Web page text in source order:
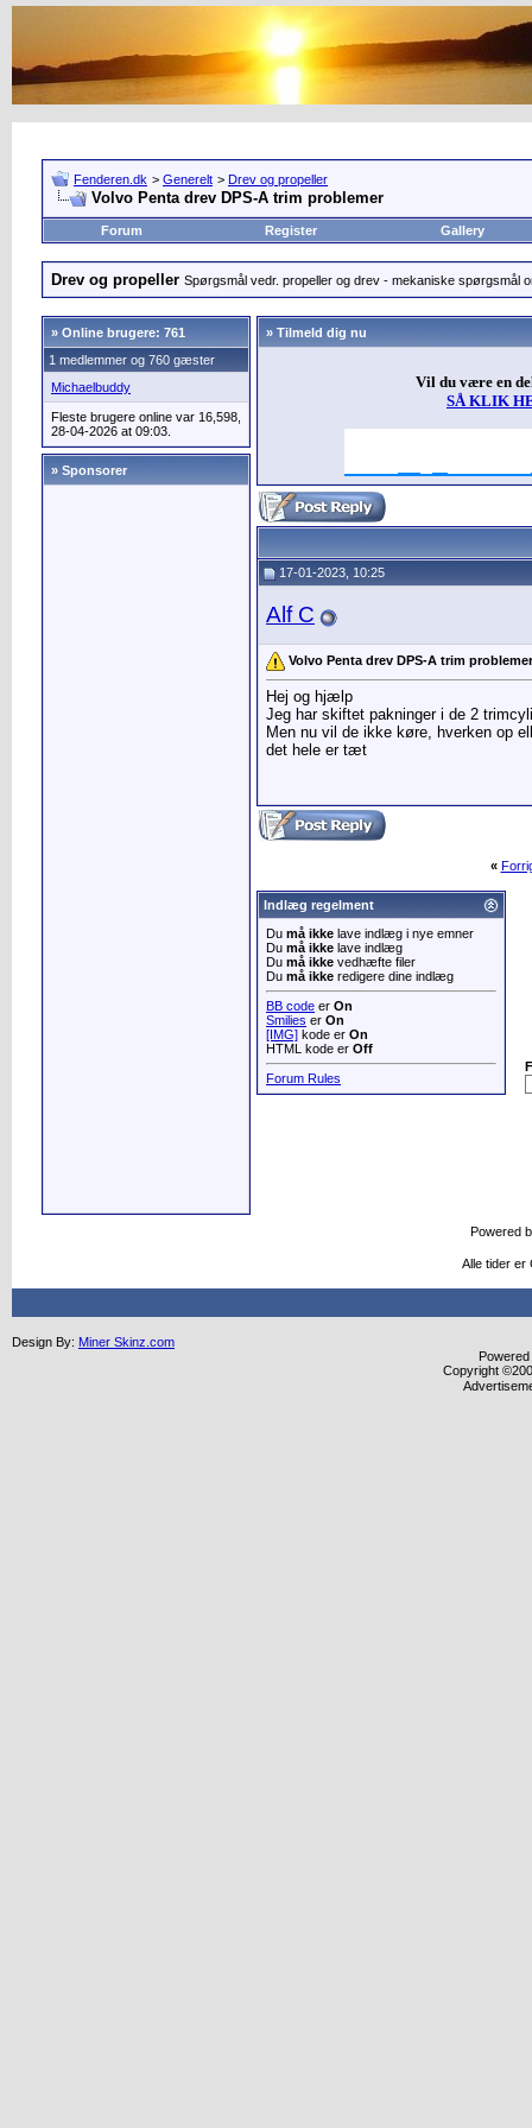
Fenderen.dk > Generelt > Drev og propeller
Volvo Penta drev DPS-A trim problemer
Forum Register Gallery
Drev og propeller Spørgsmål vedr. propeller og drev - mekaniske spørgsmål
» Online brugere: 761
1 medlemmer og 760 gæster
Michaelbuddy
Fleste brugere online var 16,598,
28-04-2026 at 09:03.
» Sponsorer
» Tilmeld dig nu
Vil du være en
SÅ KLIK
17-01-2023, 10:25
Alf C
Volvo Penta drev DPS-A trim problemer
Hej og hjælp
Jeg har skiftet pakninger i de 2
Men nu vil de ikke køre, hverken op
det hele er tæt
«
Indlæg regelment
Du må ikke lave indlæg i nye emner
Du må ikke lave indlæg
Du må ikke vedhæfte filer
Du må ikke redigere dine indlæg
BB code er On
Smilies er On
[IMG] kode er On
HTML kode er Off
Forum Rules
Powered
Alle tider er
Design By: Miner Skinz.com
Copyright